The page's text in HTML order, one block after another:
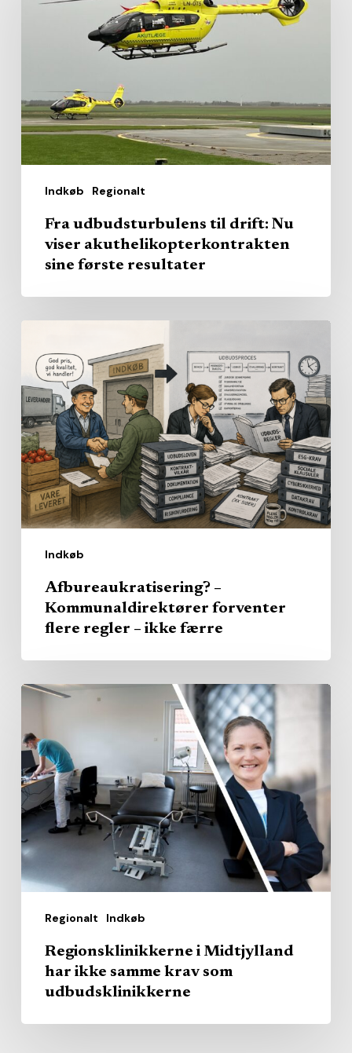
Indkøb Regionalt
akuthelikopterkontrakten
sine
Fra udbudsturbulens til drift: Nu
viser akuthelikopterkontrakten
sine første resultater
Indkøb
Kommunaldirektører
forventer
flere
regler
–
ikke
færre
Afbureaukratisering? –
Kommunaldirektører forventer
flere regler – ikke færre
Regionalt Indkøb
Regionsklinikkerne
Midtjylland
har
ikke
samme
krav
som
udbudsklinikkerne
Regionsklinikkerne i Midtjylland
har ikke samme krav som
udbudsklinikkerne